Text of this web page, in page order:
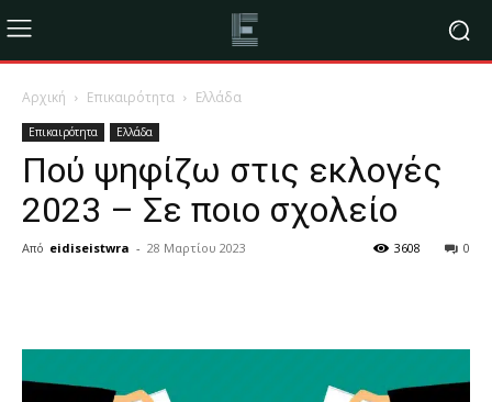
Αρχική Επικαιρότητα Ελλάδα
Επικαιρότητα Ελλάδα
Πού ψηφίζω στις εκλογές
2023 – Σε ποιο σχολείο
Από eidiseistwra - 28 Μαρτίου 2023 0
3608